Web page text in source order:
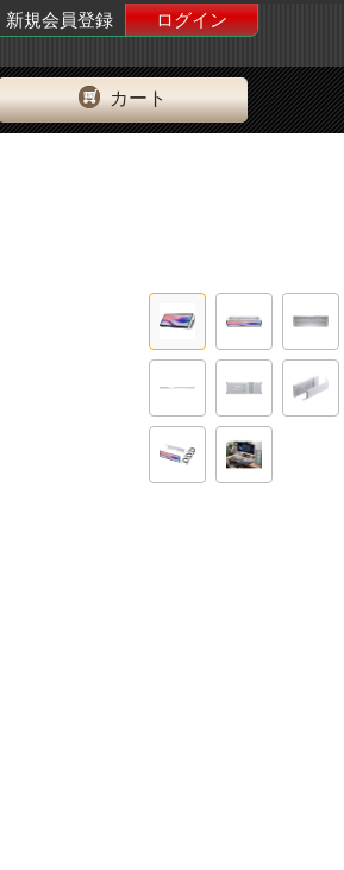
新規会員登録
ログイン
カート